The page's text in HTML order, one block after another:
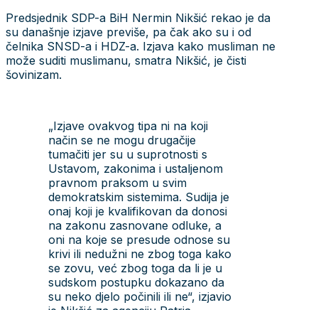
Predsjednik SDP-a BiH Nermin Nikšić rekao je da
su današnje izjave previše, pa čak ako su i od
čelnika SNSD-a i HDZ-a. Izjava kako musliman ne
može suditi muslimanu, smatra Nikšić, je čisti
šovinizam.
„Izjave ovakvog tipa ni na koji
način se ne mogu drugačije
tumačiti jer su u suprotnosti s
Ustavom, zakonima i ustaljenom
pravnom praksom u svim
demokratskim sistemima. Sudija je
onaj koji je kvalifikovan da donosi
na zakonu zasnovane odluke, a
oni na koje se presude odnose su
krivi ili nedužni ne zbog toga kako
se zovu, već zbog toga da li je u
sudskom postupku dokazano da
su neko djelo počinili ili ne“, izjavio